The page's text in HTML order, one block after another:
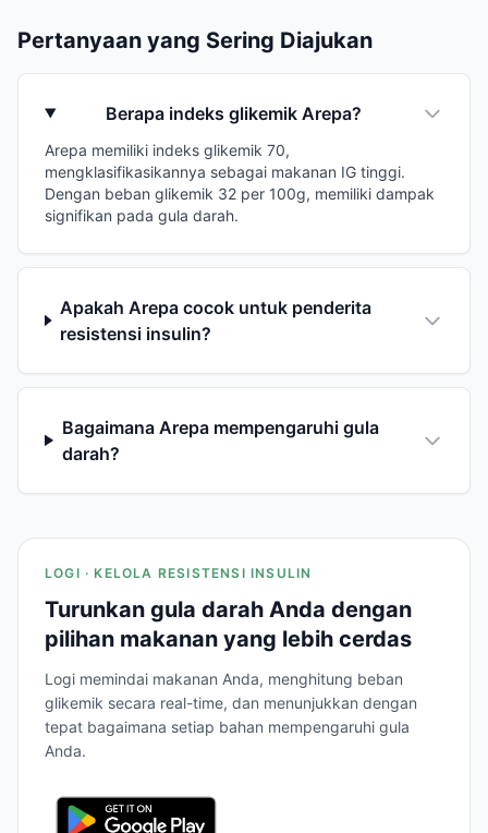
Pertanyaan yang Sering Diajukan
Berapa indeks glikemik Arepa?
Arepa memiliki indeks glikemik 70,
mengklasifikasikannya sebagai makanan IG tinggi.
Dengan beban glikemik 32 per 100g, memiliki dampak
signifikan pada gula darah.
Apakah Arepa cocok untuk penderita
resistensi insulin?
Bagaimana Arepa mempengaruhi gula
darah?
LOGI · KELOLA RESISTENSI INSULIN
Turunkan gula darah Anda dengan
pilihan makanan yang lebih cerdas
Logi memindai makanan Anda, menghitung beban
glikemik secara real-time, dan menunjukkan dengan
tepat bagaimana setiap bahan mempengaruhi gula
Anda.